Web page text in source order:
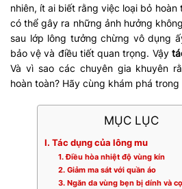
nhiên, ít ai biết rằng việc loại bỏ
có thể gây ra những ảnh hưởng
sau lớp lông tưởng chừng vô dụng
bảo vệ và điều tiết quan trọng. Vậy
Và vì sao các chuyên gia khuyên
hoàn toàn? Hãy cùng khám phá
MỤC LỤC
I. Tác dụng của lông mu
1. Điều hòa nhiệt độ vùng kín
2. Giảm ma sát với quần áo
3. Ngăn da vùng bẹn bị dính và